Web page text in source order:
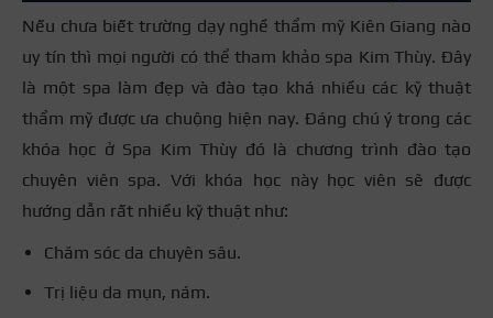
Nếu chưa biết trường dạy nghề thẩm mỹ Kiên Giang nào
uy tín thì mọi người có thể tham khảo spa Kim Thùy. Đây
là một spa làm đẹp và đào tạo khá nhiều các kỹ thuật
thẩm mỹ được ưa chuộng hiện nay. Đáng chú ý trong các
khóa học ở Spa Kim Thùy đó là chương trình đào tạo
chuyên viên spa. Với khóa học này học viên sẽ được
hướng dẫn rất nhiều kỹ thuật như:
Chăm sóc da chuyên sâu.
Trị liệu da mụn, nám.